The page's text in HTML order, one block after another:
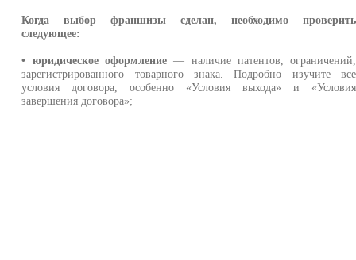
Когда выбор франшизы сделан, необходимо проверить
следующее:
• юридическое оформление— наличие патентов, ограничений,
зарегистрированного товарного знака. Подробно изучите все
условия договора, особенно «Условия выхода» и «Условия
завершения договора»;